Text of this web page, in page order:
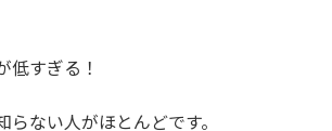
低すぎる！
らない人がほとんどです。